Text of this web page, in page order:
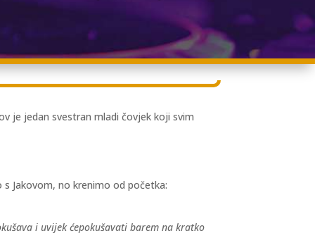
je jedan svestran mladi čovjek koji svim
Jakovom, no krenimo od početka:
i uvijek ćepokušavati barem na kratko